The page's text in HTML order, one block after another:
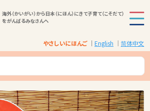
海外（かいがい）から日本（にほん）にきて子育て（こそだて）
をがんばるみなさんへ
やさしいにほんご English 简体中文